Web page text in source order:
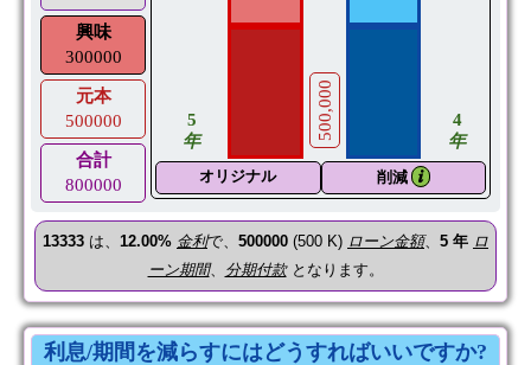
興味
300000
元本
500000
合計
800000
5
年
500,000
4
年
オリジナル 削減 𝒊
13333 は、 12.00% 金利で、 500000 (500 K) ローン金額、 5 年 ロ
ーン期間、 分期付款となります。
利息/期間を減らすにはどうすればいいですか?